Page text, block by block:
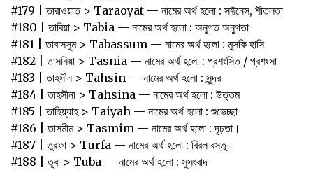
#179 | তারাওয়াত > Taraoyat — নামের অর্থ হলো : সফ্টনেস, শীতলতা
#180 | তাবিয়া > Tabia — নামের অর্থ হলো : অনুগত অনুগতা
#181 | তাবাসসুম > Tabassum — নামের অর্থ হলো : মুসকি হাসি
#182 | তাসনিয়া > Tasnia — নামের অর্থ হলো : প্রশংসিত / প্রশংসা
#183 | তাহসীন > Tahsin — নামের অর্থ হলো : সুন্দর
#184 | তাহসীনা > Tahsina — নামের অর্থ হলো : উত্তম
#185 | তাহিয়্যাহ > Taiyah — নামের অর্থ হলো : শুভেচ্ছা
#186 | তাসমীম‌ > ‌Tasmim — নামের অর্থ হলো : দৃঢ়তা।‌
#187 | তুরফা‌ > ‌Turfa — নামের অর্থ হলো : বিরল‌ ‌বস্তু।‌ ‌
#188 | তূবা‌ > ‌Tuba — নামের অর্থ হলো : সুসংবাদ‌ ‌